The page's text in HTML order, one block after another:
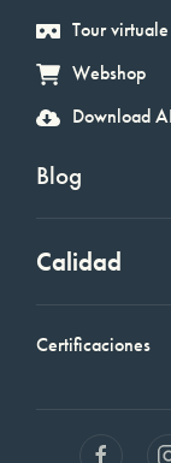
Tour virtuale
Webshop
Download
Blog
Calidad
Certificaciones